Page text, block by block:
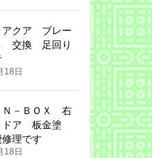
クア ブレー
交換 足回り
18日
－ＢＯＸ 右
ドア 板金塗
理です
18日